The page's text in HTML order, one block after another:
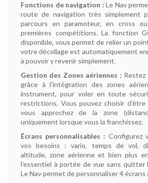
Fonctions de navigation : Le Nav
route de navigation très simplement
parcours en paramoteur, en cross
premières compétitions. La fonction
disponible, vous permet de relier un
votre décollage est automatiquement
à pouvoir y revenir simplement.
Gestion des Zones aériennes :
grâce à l’intégration des zones
instrument, pour voler en toute
restrictions. Vous pouvez choisir d'être
vous approchez de la zone
uniquement lorsque vous la franchissez.
Écrans personnalisables : Configurez
vos besoins : vario, temps de vol,
altitude, zone aérienne et bien plus
l’essentiel à portée de vue sans quitter
Le Nav permet de personnaliser 4 écrans